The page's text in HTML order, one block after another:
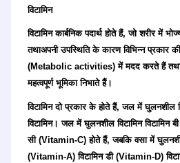
विटामिन
विटामिन कार्बनिक पदार्थ होते हैं, जो शरीर में
तथाअपनी उपस्थिति के कारण विभिन्न प्रकार
(Metabolic activities) में मदद करते हैं तथा
महत्वपूर्ण भूमिका निभाते हैं।
विटामिन दो प्रकार के होते हैं, जल में घुलनशील
विटामिन। जल में घुलनशील विटामिन विटामिन
सी (Vitamin-C) होते हैं, जबकि वसा में घुलनशील
(Vitamin-A) विटामिन डी (Vitamin-D)